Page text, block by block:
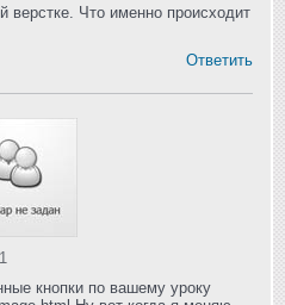
верстке. Что именно происходит
Ответить
кнопки по вашему уроку